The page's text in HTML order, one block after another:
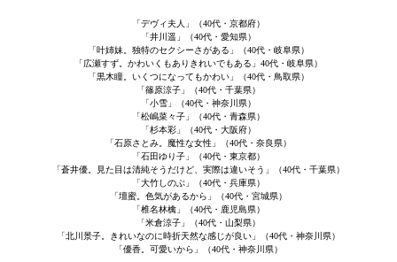
「デヴィ夫人」（40代・京都府）
「井川遥」（40代・愛知県）
「叶姉妹。独特のセクシーさがある」（40代・岐阜県）
「広瀬すず。かわいくもありきれいでもある」40代・岐阜県）
「黒木瞳。いくつになってもかわい」（40代・鳥取県）
「篠原涼子」（40代・千葉県）
「小雪」（40代・神奈川県）
「松嶋菜々子」（40代・青森県）
「杉本彩」（40代・大阪府）
「石原さとみ。魔性な女性」（40代・奈良県）
「石田ゆり子」（40代・東京都）
「蒼井優。見た目は清純そうだけど、実際は違いそう」（40代・千葉県）
「大竹しのぶ」（40代・兵庫県）
「壇蜜。色気があるから」（40代・宮城県）
「椎名林檎」（40代・鹿児島県）
「米倉涼子」（40代・山梨県）
「北川景子。きれいなのに時折天然な感じが良い」（40代・神奈川県）
「優香。可愛いから」（40代・神奈川県）